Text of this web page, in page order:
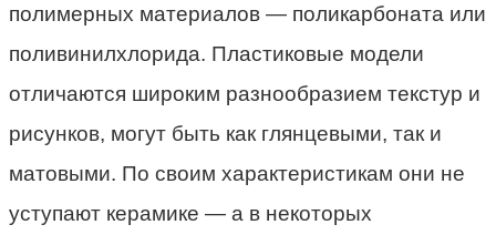
полимерных материалов — поликарбоната или
поливинилхлорида. Пластиковые модели
отличаются широким разнообразием текстур и
рисунков, могут быть как глянцевыми, так и
матовыми. По своим характеристикам они не
уступают керамике — а в некоторых